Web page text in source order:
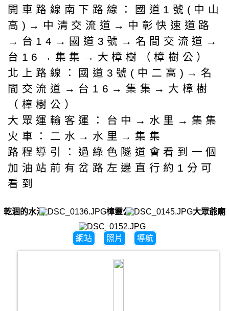
開車路線南下路線：國道1號(中山
高)→中清交流道→中彰快速道路
→台14→國道3號→名間交流道→
台16→集集→大樟樹（樟樹公）
北上路線：國道3號(中二高)→名
間交流道→台16→集集→大樟樹
（樟樹公）
大眾運輸客運：台中→水里→集集
火車：二水→水里→集集
路程導引：過綠色隧道會看到一個
加油站前有岔路左邊直行約1分可
看到
乾涸的水池 樟靈公 大眾爺廟
網站 照片 導航